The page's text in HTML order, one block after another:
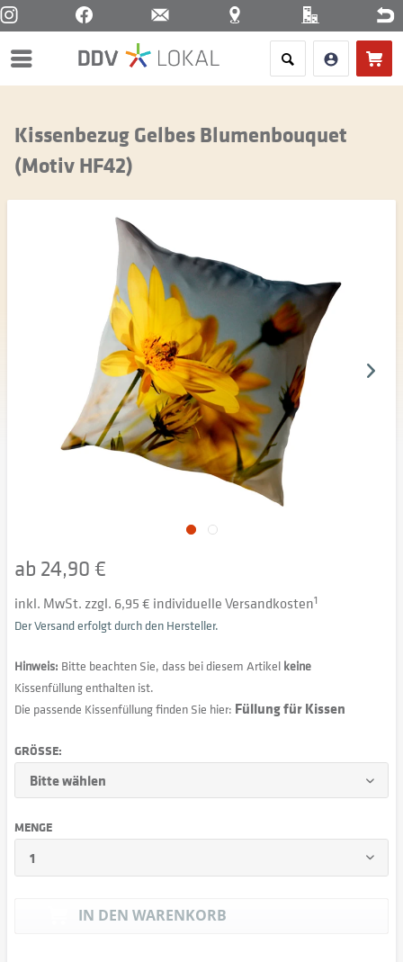
Menü
Kissenbezug Gelbes Blumenbouquet
(Motiv HF42)
ab 24,90 €
inkl. MwSt. zzgl. 6,95 € individuelle Versandkosten1
Der Versand erfolgt durch den Hersteller.
Hinweis: Bitte beachten Sie, dass bei diesem Artikel keine
Kissenfüllung enthalten ist.
Die passende Kissenfüllung finden Sie hier: Füllung für Kissen
GRÖSSE:
MENGE
IN DEN WARENKORB